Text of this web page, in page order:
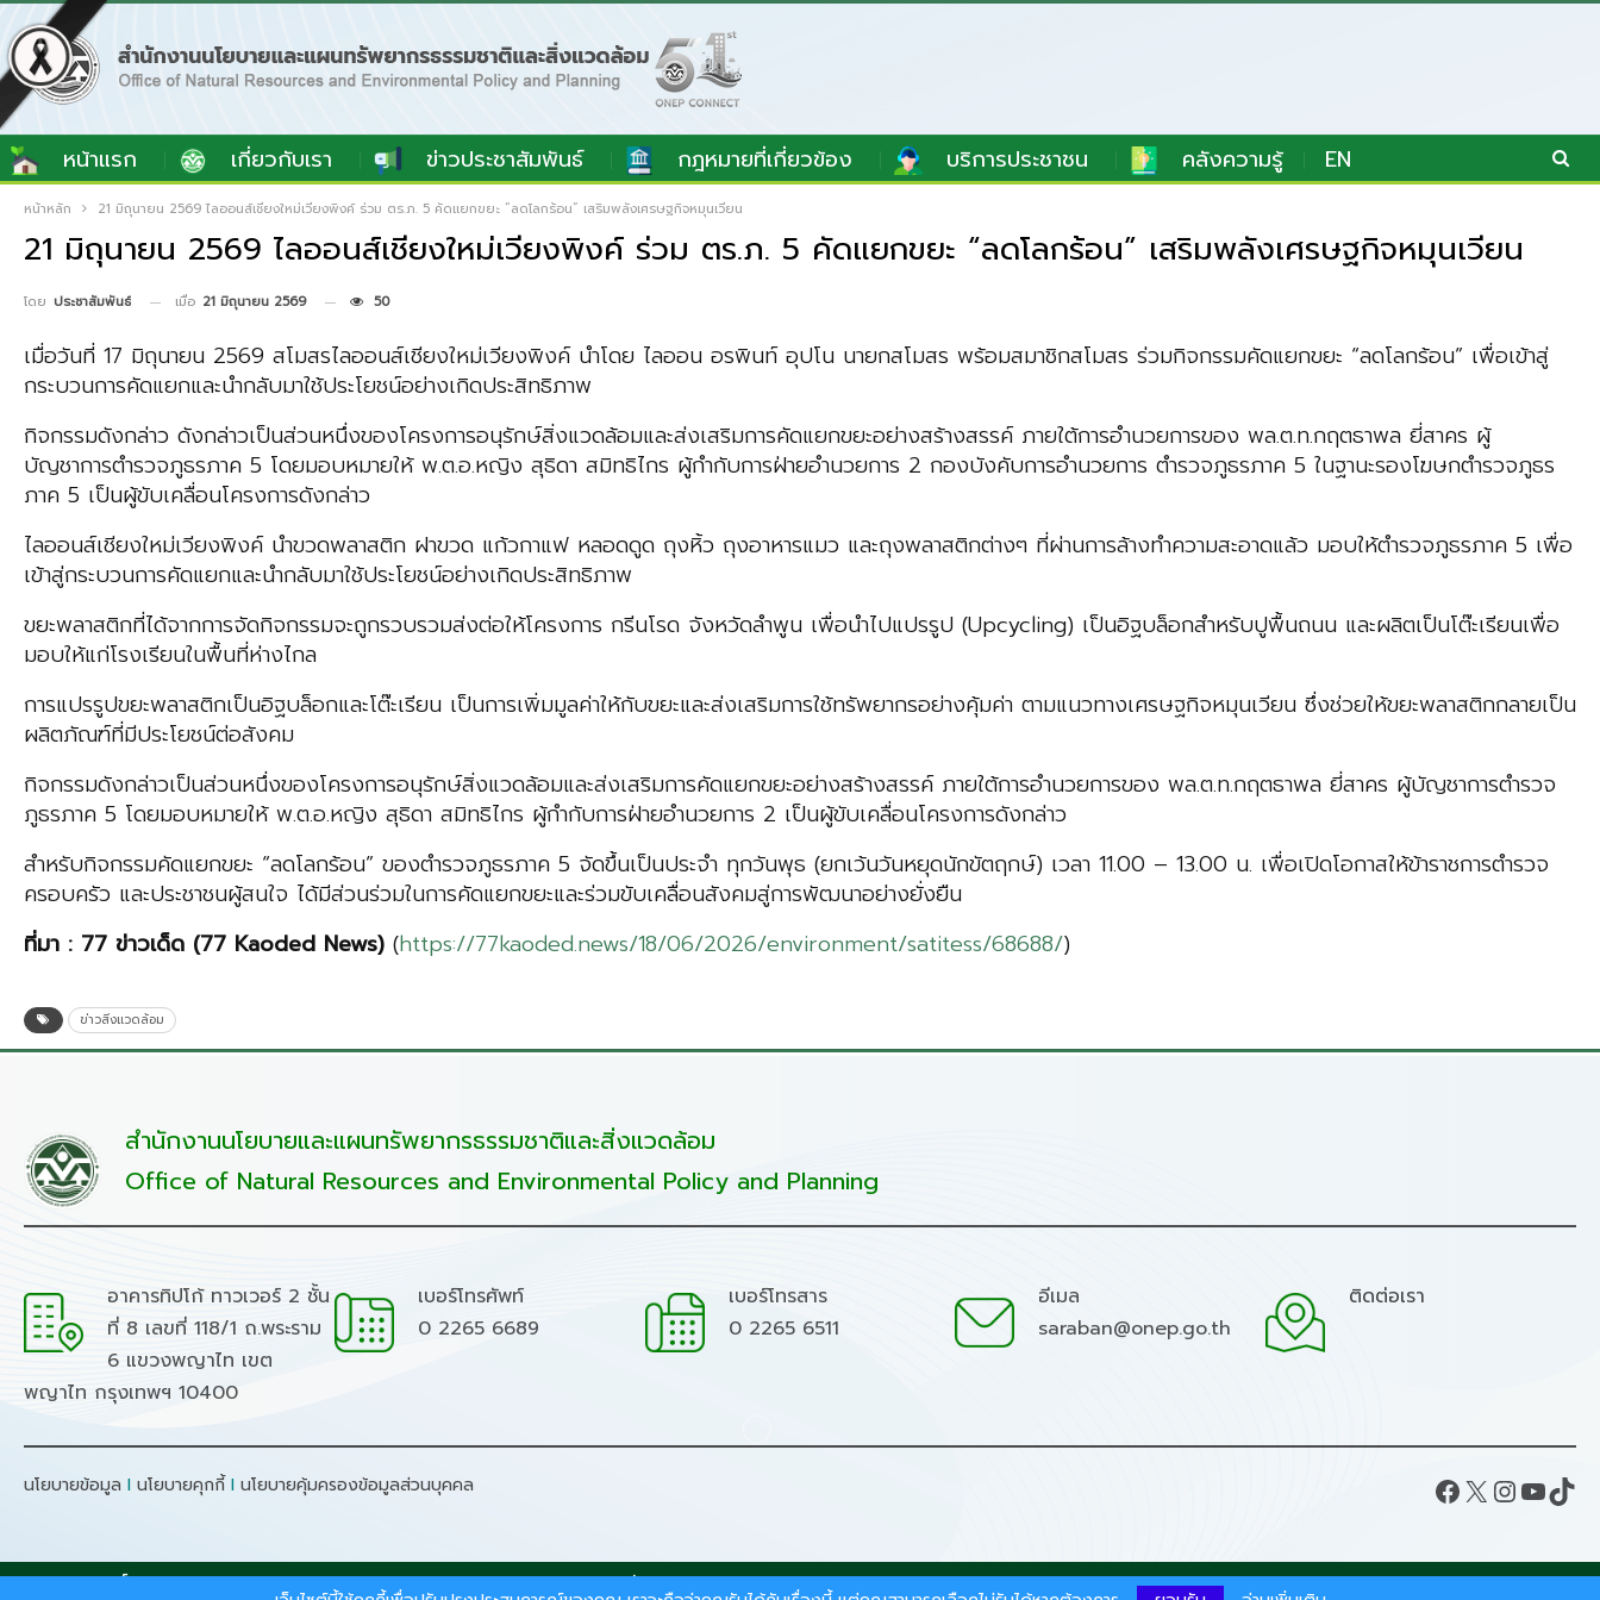
หน้าแรก เกี่ยวกับเรา ข่าวประชาสัมพันธ์ กฎหมายที่เกี่ยวข้อง บริการประชาชน คลังความรู้ EN
หน้าหลัก 21 มิถุนายน 2569 ไลออนส์เชียงใหม่เวียงพิงค์ ร่วม ตร.ภ. 5 คัดแยกขยะ “ลดโลกร้อน” เสริมพลังเศรษฐกิจหมุนเวียน
21 มิถุนายน 2569 ไลออนส์เชียงใหม่เวียงพิงค์ ร่วม ตร.ภ. 5 คัดแยกขยะ “ลดโลกร้อน” เสริมพลังเศรษฐกิจหมุนเวียน
โดย ประชาสัมพันธ์ เมื่อ 21 มิถุนายน 2569 50
เมื่อวันที่ 17 มิถุนายน 2569 สโมสรไลออนส์เชียงใหม่เวียงพิงค์ นำโดย ไลออน อรพินท์ อุปโน นายกสโมสร พร้อมสมาชิกสโมสร ร่วมกิจกรรมคัดแยกขยะ “ลดโลกร้อน” เพื่อเข้าสู่
กระบวนการคัดแยกและนำกลับมาใช้ประโยชน์อย่างเกิดประสิทธิภาพ
กิจกรรมดังกล่าว ดังกล่าวเป็นส่วนหนึ่งของโครงการอนุรักษ์สิ่งแวดล้อมและส่งเสริมการคัดแยกขยะอย่างสร้างสรรค์ ภายใต้การอำนวยการของ พล.ต.ท.กฤตธาพล ยี่สาคร ผู้
บัญชาการตำรวจภูธรภาค 5 โดยมอบหมายให้ พ.ต.อ.หญิง สุธิดา สมิทธิไกร ผู้กำกับการฝ่ายอำนวยการ 2 กองบังคับการอำนวยการ ตำรวจภูธรภาค 5 ในฐานะรองโฆษกตำรวจภูธร
ภาค 5 เป็นผู้ขับเคลื่อนโครงการดังกล่าว
ไลออนส์เชียงใหม่เวียงพิงค์ นำขวดพลาสติก ฝาขวด แก้วกาแฟ หลอดดูด ถุงหิ้ว ถุงอาหารแมว และถุงพลาสติกต่างๆ ที่ผ่านการล้างทำความสะอาดแล้ว มอบให้ตำรวจภูธรภาค 5 เพื่อ
เข้าสู่กระบวนการคัดแยกและนำกลับมาใช้ประโยชน์อย่างเกิดประสิทธิภาพ
ขยะพลาสติกที่ได้จากการจัดกิจกรรมจะถูกรวบรวมส่งต่อให้โครงการ กรีนโรด จังหวัดลำพูน เพื่อนำไปแปรรูป (Upcycling) เป็นอิฐบล็อกสำหรับปูพื้นถนน และผลิตเป็นโต๊ะเรียนเพื่อ
มอบให้แก่โรงเรียนในพื้นที่ห่างไกล
การแปรรูปขยะพลาสติกเป็นอิฐบล็อกและโต๊ะเรียน เป็นการเพิ่มมูลค่าให้กับขยะและส่งเสริมการใช้ทรัพยากรอย่างคุ้มค่า ตามแนวทางเศรษฐกิจหมุนเวียน ซึ่งช่วยให้ขยะพลาสติกกลายเป็น
ผลิตภัณฑ์ที่มีประโยชน์ต่อสังคม
กิจกรรมดังกล่าวเป็นส่วนหนึ่งของโครงการอนุรักษ์สิ่งแวดล้อมและส่งเสริมการคัดแยกขยะอย่างสร้างสรรค์ ภายใต้การอำนวยการของ พล.ต.ท.กฤตธาพล ยี่สาคร ผู้บัญชาการตำรวจ
ภูธรภาค 5 โดยมอบหมายให้ พ.ต.อ.หญิง สุธิดา สมิทธิไกร ผู้กำกับการฝ่ายอำนวยการ 2 เป็นผู้ขับเคลื่อนโครงการดังกล่าว
สำหรับกิจกรรมคัดแยกขยะ “ลดโลกร้อน” ของตำรวจภูธรภาค 5 จัดขึ้นเป็นประจำ ทุกวันพุธ (ยกเว้นวันหยุดนักขัตฤกษ์) เวลา 11.00 – 13.00 น. เพื่อเปิดโอกาสให้ข้าราชการตำรวจ
ครอบครัว และประชาชนผู้สนใจ ได้มีส่วนร่วมในการคัดแยกขยะและร่วมขับเคลื่อนสังคมสู่การพัฒนาอย่างยั่งยืน
ที่มา : 77 ข่าวเด็ด (77 Kaoded News) (https://77kaoded.news/18/06/2026/environment/satitess/68688/)
ข่าวสิ่งแวดล้อม
สำนักงานนโยบายและแผนทรัพยากรธรรมชาติและสิ่งแวดล้อม
Office of Natural Resources and Environmental Policy and Planning
อาคารทิปโก้ ทาวเวอร์ 2 ชั้น
ที่ 8 เลขที่ 118/1 ถ.พระราม
6 แขวงพญาไท เขต
พญาไท กรุงเทพฯ 10400
เบอร์โทรศัพท์
0 2265 6689
เบอร์โทรสาร
0 2265 6511
อีเมล
saraban@onep.go.th
ติดต่อเรา
นโยบายข้อมูล I นโยบายคุกกี้ I นโยบายคุ้มครองข้อมูลส่วนบุคคล Facebook X InstagramYouTube TikTok
สงวนลิขสิทธิ์ © 2026 - สำนักงานนโยบายและแผนทรัพยากรธรรมชาติและสิ่งแวดล้อม.